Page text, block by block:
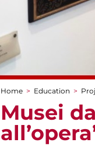
You are here
Home > Education >
Musei